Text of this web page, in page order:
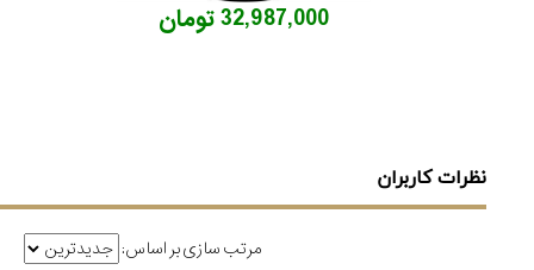
32,987,000 تومان
نظرات کاربران
مرتب سازی بر اساس: